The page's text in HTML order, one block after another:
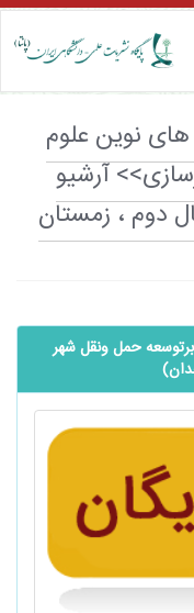
نوین علوم
آرشیو
، سال دوم ، زمستان
حمل ونقل شهر